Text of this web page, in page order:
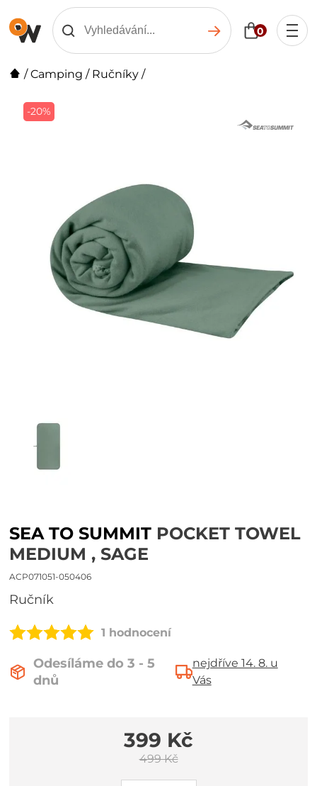
0
/Camping / Ručníky /
-20%
SEA TO SUMMIT POCKET TOWEL
MEDIUM , SAGE
ACP071051-050406
ručník
1 hodnocení
Odesíláme do 3 - 5
dnů
nejdříve 14. 8. u
Vás
399 Kč
499 Kč